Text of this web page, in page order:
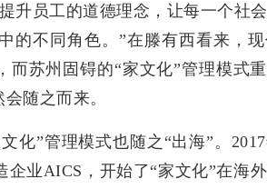
升员工的道德理念，让每一个社
的不同角色。”在滕有西看来，
而苏州固锝的“家文化”管理模式重
随之而来。
化”管理模式也随之“出海”。
业AICS，开始了“家文化”在海